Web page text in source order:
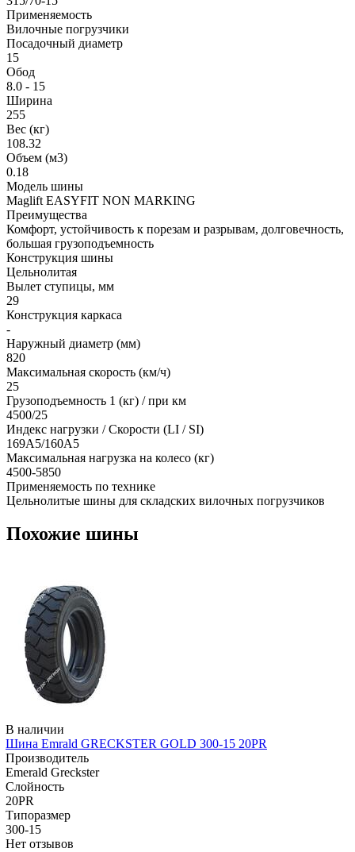
Применяемость
Вилочные погрузчики
Посадочный диаметр
15
Обод
8.0 - 15
Ширина
255
Вес (кг)
108.32
Объем (м3)
0.18
Модель шины
Maglift EASYFIT NON MARKING
Преимущества
Комфорт, устойчивость к порезам и разрывам, долговечность,
большая грузоподъемность
Конструкция шины
Цельнолитая
Вылет ступицы, мм
29
Конструкция каркаса
-
Наружный диаметр (мм)
820
Максимальная скорость (км/ч)
25
Грузоподъемность 1 (кг) / при км
4500/25
Индекс нагрузки / Скорости (LI / SI)
169A5/160A5
Максимальная нагрузка на колесо (кг)
4500-5850
Применяемость по технике
Цельнолитые шины для складских вилочных погрузчиков
Похожие шины
В наличии
Шина Emrald GRECKSTER GOLD 300-15 20PR
Производитель
Emerald Greckster
Слойность
20PR
Типоразмер
300-15
Нет отзывов